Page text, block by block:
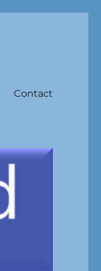
Contact